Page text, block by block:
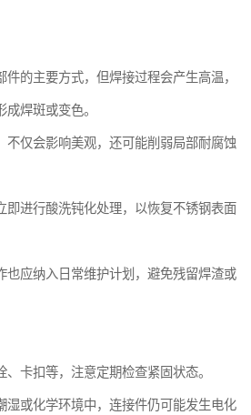
的主要方式，但焊接过程会产生高温，
焊斑或变色。
不仅会影响美观，还可能削弱局部耐腐蚀
即进行酸洗钝化处理，以恢复不锈钢表面
也应纳入日常维护计划，避免残留焊渣或
卡扣等，注意定期检查紧固状态。
湿或化学环境中，连接件仍可能发生电化